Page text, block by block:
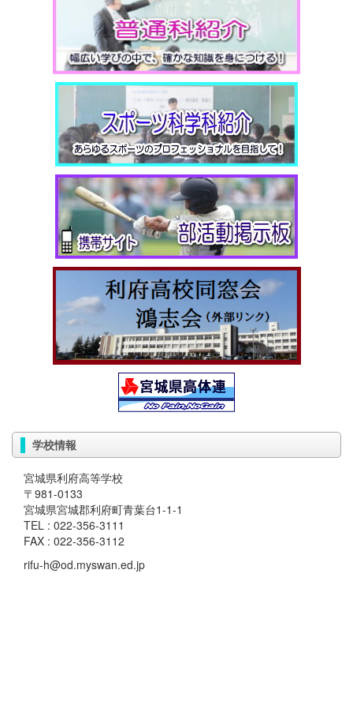
学校情報
宮城県利府高等学校
〒981-0133
宮城県宮城郡利府町青葉台1-1-1
TEL : 022-356-3111
FAX : 022-356-3112
rifu-h@od.myswan.ed.jp